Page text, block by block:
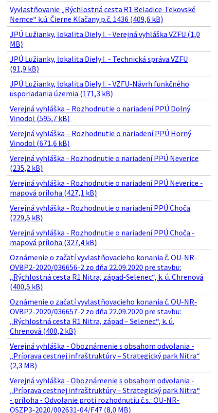
Vyvlastňovanie „Rýchlostná cesta R1 Beladice-Tekovské
Nemce“ k.ú. Čierne Kľačany p.č. 1436 (409,6 kB)
JPÚ Lužianky, lokalita Diely I. - Verejná vyhláška VZFU (1,0
MB)
JPÚ Lužianky, lokalita Diely I. - Technická správa VZFU
(91,9 kB)
JPÚ Lužianky, lokalita Diely I. - VZFU-Návrh funkčného
usporiadania územia (171,3 kB)
Verejná vyhláška – Rozhodnutie o nariadení PPÚ Dolný
Vinodol (595,7 kB)
Verejná vyhláška – Rozhodnutie o nariadení PPÚ Horný
Vinodol (671,6 kB)
Verejná vyhláška - Rozhodnutie o nariadení PPÚ Neverice
(235,2 kB)
Verejná vyhláška - Rozhodnutie o nariadení PPÚ Neverice -
mapová príloha (427,1 kB)
Verejná vyhláška - Rozhodnutie o nariadení PPÚ Choča
(229,5 kB)
Verejná vyhláška - Rozhodnutie o nariadení PPÚ Choča -
mapová príloha (327,4 kB)
Oznámenie o začatí vyvlastňovacieho konania č. OU-NR-
OVBP2-2020/036656-2 zo dňa 22.09.2020 pre stavbu:
„Rýchlostná cesta R1 Nitra, západ-Selenec“, k. ú. Chrenová
(400,5 kB)
Oznámenie o začatí vyvlastňovacieho konania č. OU-NR-
OVBP2-2020/036657-2 zo dňa 22.09.2020 pre stavbu:
„Rýchlostná cesta R1 Nitra, západ – Selenec“, k. ú.
Chrenová (400,2 kB)
Verejná vyhláška - Oboznámenie s obsahom odvolania -
„Príprava cestnej infraštruktúry – Strategický park Nitra“
(2,3 MB)
Verejná vyhláška - Oboznámenie s obsahom odvolania -
„Príprava cestnej infraštruktúry – Strategický park Nitra“
- príloha - Odvolanie proti rozhodnutiu č.s.: OU-NR-
OSZP3-2020/002631-04/F47 (8,0 MB)